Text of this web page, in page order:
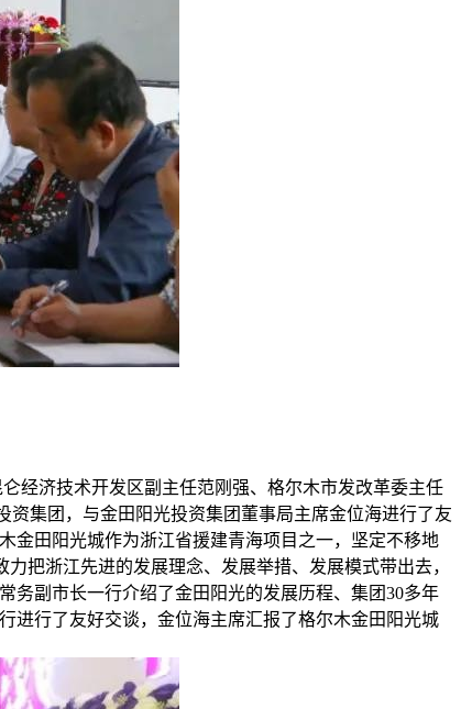
经济技术开发区副主任范刚强、格尔木市发改革委主任
集团，与金田阳光投资集团董事局主席金位海进行了友
田阳光城作为浙江省援建青海项目之一，坚定不移地
把浙江先进的发展理念、发展举措、发展模式带出去，
副市长一行介绍了金田阳光的发展历程、集团30多年
行了友好交谈，金位海主席汇报了格尔木金田阳光城